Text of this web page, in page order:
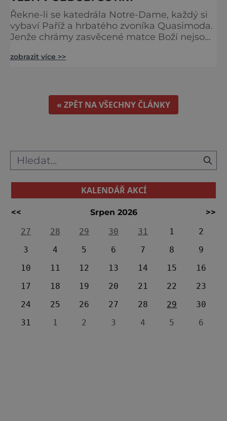
Řekne-li se katedrála Notre-Dame, každý si
vybaví Paříž a hrbatého zvoníka Quasimoda.
Jenže chrámy zasvěcené matce Boží nejsou
obyvatelé města Rouen se mohou pochlubit
stavbou světa. Ovšem nejpůsobivější perlou
toho jména je ta, která se nachází v Chartres.
Městečko Chartres se
zobrazit více >>
« ZPĚT NA VŠECHNY ČLÁNKY
KALENDÁŘ AKCÍ
<< Srpen 2026
>>
27
28 29 30 31 1
2
3
4 5 6 7 8
9
10
11 12 13 14 15
16
17
18 19 20 21 22
23
24
25 26 27 28 29
30
31
1 2 3 4 5 6